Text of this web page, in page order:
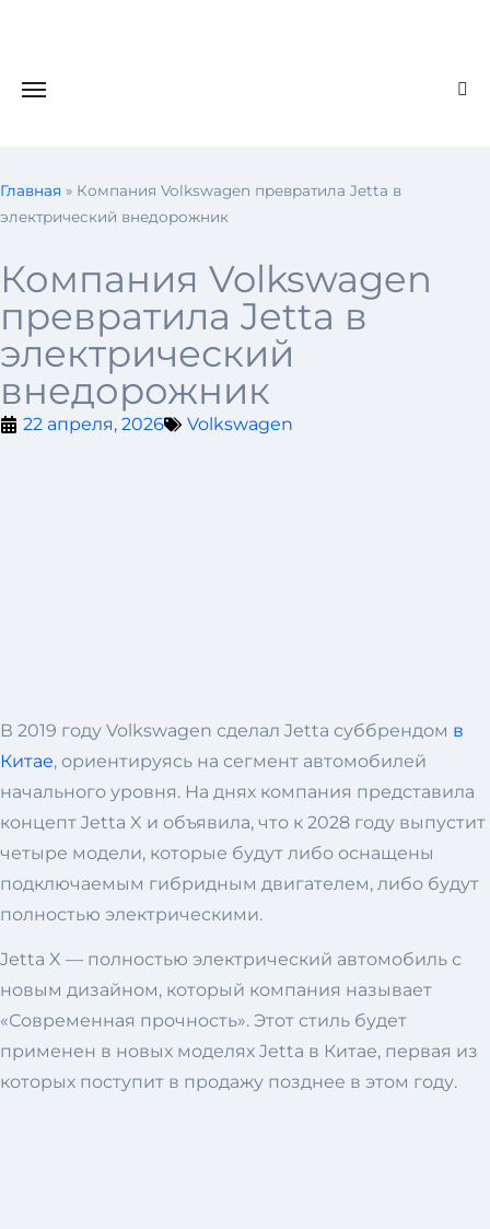
Главная » Компания Volkswagen превратила Jetta в
электрический внедорожник
Компания Volkswagen
превратила Jetta в
электрический
внедорожник
22 апреля, 2026 Volkswagen
В 2019 году Volkswagen сделал Jetta суббрендом в
Китае, ориентируясь на сегмент автомобилей
начального уровня. На днях компания представила
концепт Jetta X и объявила, что к 2028 году выпустит
четыре модели, которые будут либо оснащены
подключаемым гибридным двигателем, либо будут
полностью электрическими.
Jetta X — полностью электрический автомобиль с
новым дизайном, который компания называет
«Современная прочность». Этот стиль будет
применен в новых моделях Jetta в Китае, первая из
которых поступит в продажу позднее в этом году.